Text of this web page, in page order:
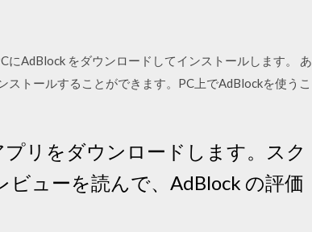
をダウンロードしてインストールします。 あ
トールすることができます。PC上でAdBlockを使うこ
リをダウンロードします。スク
ューを読んで、AdBlock の評価